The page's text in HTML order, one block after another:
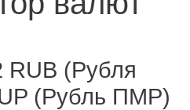
RUB (Рубля
(Рубль ПМР)